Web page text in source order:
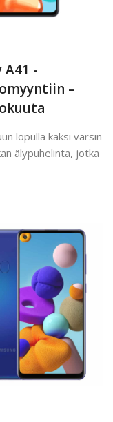
A41 -
–
lopulla kaksi varsin
älypuhelinta, jotka